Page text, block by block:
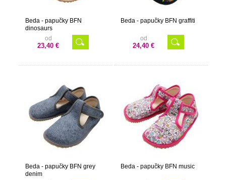
Beda - papučky BFN
dinosaurs
od
23,40 €
Beda - papučky BFN graffiti
od
24,40 €
Beda - papučky BFN grey
denim
Beda - papučky BFN music